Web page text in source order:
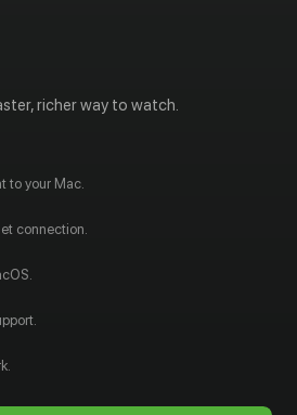
Дэймон
richer way to watch.
to your Mac.
connection.